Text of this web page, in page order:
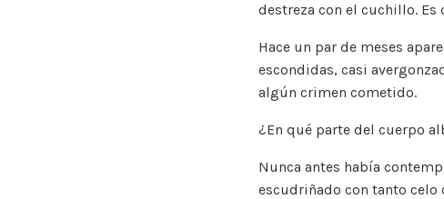
destreza con el cuchillo. Es
Hace un par de meses
escondidas, casi
algún crimen cometido.
¿En qué parte del cuerpo
Nunca antes había
escudriñado con tanto celo